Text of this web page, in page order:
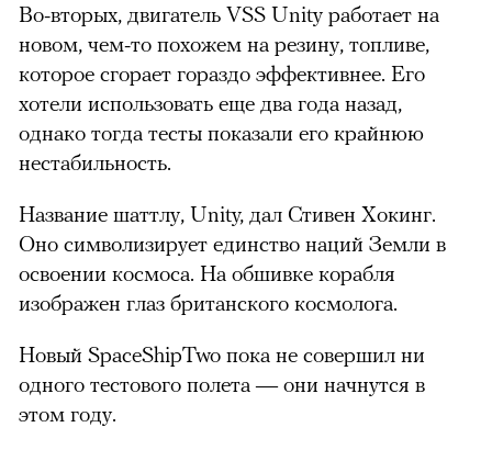
Во-вторых, двигатель VSS Unity работает на
новом, чем-то похожем на резину, топливе,
которое сгорает гораздо эффективнее. Его
хотели использовать еще два года назад,
однако тогда тесты показали его крайнюю
нестабильность.
Название шаттлу, Unity, дал Стивен Хокинг.
Оно символизирует единство наций Земли в
освоении космоса. На обшивке корабля
изображен глаз британского космолога.
Новый SpaceShipTwo пока не совершил ни
одного тестового полета — они начнутся в
этом году.